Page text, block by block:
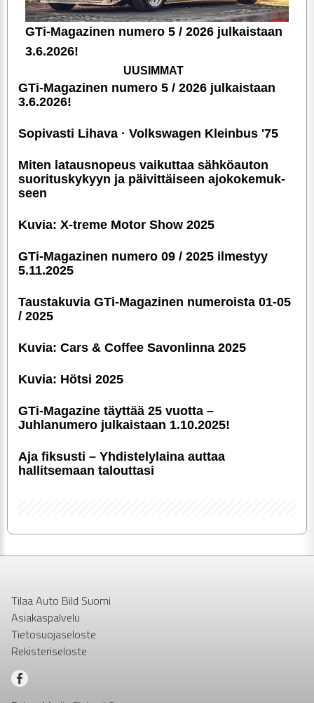
GTi-Magazinen numero 5 / 2026 julkaistaan
3.6.2026!
UUSIMMAT
GTi-Magazinen numero 5 / 2026 julkaistaan
3.6.2026!
Sopivasti Lihava · Volkswagen Kleinbus '75
Miten latausnopeus vaikuttaa sähköauton
suori­tus­ky­kyyn ja päivittäiseen ajoko­ke­muk­
seen
Kuvia: X-treme Motor Show 2025
GTi-Magazinen numero 09 / 2025 ilmestyy
5.11.2025
Taustakuvia GTi-Magazinen numeroista 01-05
/ 2025
Kuvia: Cars & Coffee Savonlinna 2025
Kuvia: Hötsi 2025
GTi-Magazine täyttää 25 vuotta –
Juhlanumero julkaistaan 1.10.2025!
Aja fiksusti – Yhdis­te­ly­laina auttaa
hallitsemaan talouttasi
Tilaa Auto Bild Suomi
Asiakaspalvelu
Tietosuojaseloste
Rekisteriseloste